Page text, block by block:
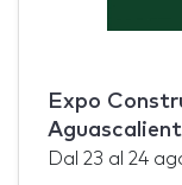
Expo
Dal 23 al 24